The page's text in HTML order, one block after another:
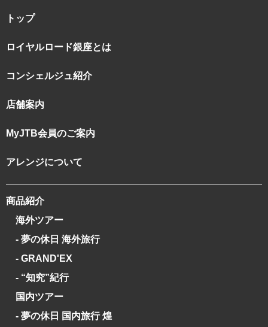
トップ
ロイヤルロード銀座とは
コンシェルジュ紹介
店舗案内
MyJTB会員のご案内
アレンジについて
商品紹介
海外ツアー
- 夢の休日 海外旅行
- GRAND'EX
- “知究”紀行
国内ツアー
- 夢の休日 国内旅行 煌